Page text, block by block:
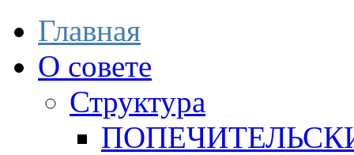
Главная
О совете
Структура